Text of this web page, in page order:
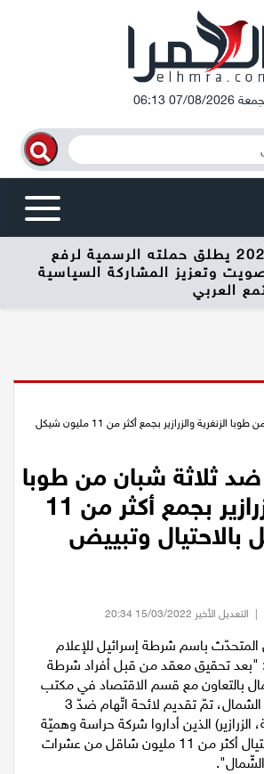
07/08/2026 06:13
ائتلاف 2026 يطلق حملته الرسمية لرفع
وتعزيز المشاركة السياسية
العربي
لائحة اتهام ضد ثلاثة شبان من طوبا الزنغرية والزرازير بجمع أكثر من 11 مليون شيكل
ضد ثلاثة شبان من طوبا
الزنغرية والزرازير بجمع أكثر من 11
وتبييض
| التعديل الأخير 15/03/2022 20:34
باسم شرطة إسرائيل للإعلام
: "بعد تحقيق معقد من قبل أفراد شرطة
بالتعاون مع قسم الاقتصاد في مكتب
النيابة العامّة في لواء الشمال، تمّ تقديم لائحة اتّهام ضدّ 3
الزرازير) الذين أداروا شركة حراسة وهميّة
جمعت عن طريق الاحتيال أكثر من 11 مليون شاقل من عشرات